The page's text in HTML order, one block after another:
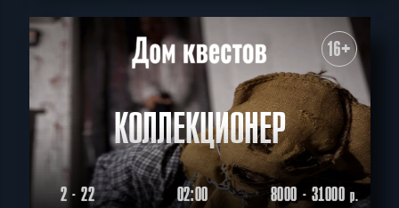
16+
КОЛЛЕКЦИОНЕР
2 - 22 02:00 8000 - 31000р.